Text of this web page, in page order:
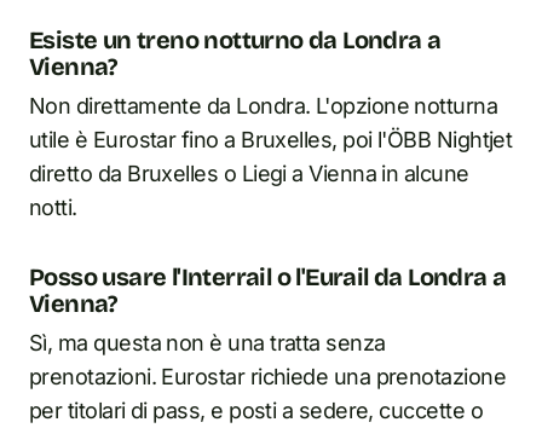
Esiste un treno notturno da Londra a
Vienna?
Non direttamente da Londra. L'opzione notturna
utile è Eurostar fino a Bruxelles, poi l'ÖBB Nightjet
diretto da Bruxelles o Liegi a Vienna in alcune
notti.
Posso usare l'Interrail o l'Eurail da Londra a
Vienna?
Sì, ma questa non è una tratta senza
prenotazioni. Eurostar richiede una prenotazione
per titolari di pass, e posti a sedere, cuccette o